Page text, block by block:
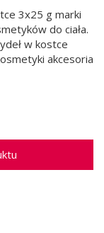
3x25 g marki
do ciała.
w kostce
akcesoria